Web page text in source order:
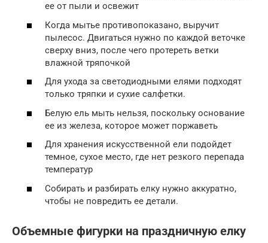
ее от пыли и освежит
Когда мытье противопоказано, выручит
пылесос. Двигаться нужно по каждой веточке
сверху вниз, после чего протереть ветки
влажной тряпочкой
Для ухода за светодиодными елями подходят
только тряпки и сухие салфетки.
Белую ель мыть нельзя, поскольку основание
ее из железа, которое может поржаветь
Для хранения искусственной ели подойдет
темное, сухое место, где нет резкого перепада
температур
Собирать и разбирать елку нужно аккуратно,
чтобы не повредить ее детали.
Объемные фигурки на праздничную елку